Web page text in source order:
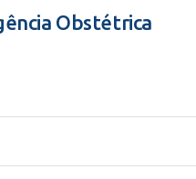
Obstétrica